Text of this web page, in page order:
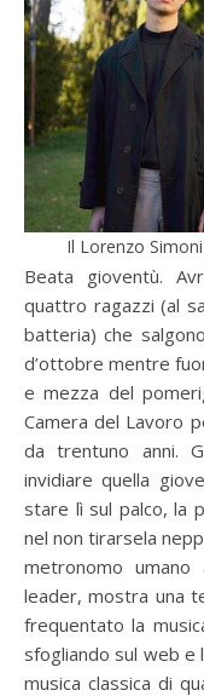
Il Lorenzo
Beata gioventù. Avranno tutti più o meno vent’anni i
quattro ragazzi (al
batteria) che
d’ottobre mentre
e mezza del
Camera del Lavoro
da trentuno anni.
invidiare quella
stare lì sul palco, la
nel non tirarsela
metronomo
leader, mostra una
frequentato la
sfogliando sul web
musica classica di